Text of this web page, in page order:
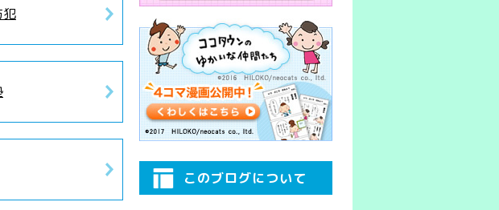
犯
このブログについて